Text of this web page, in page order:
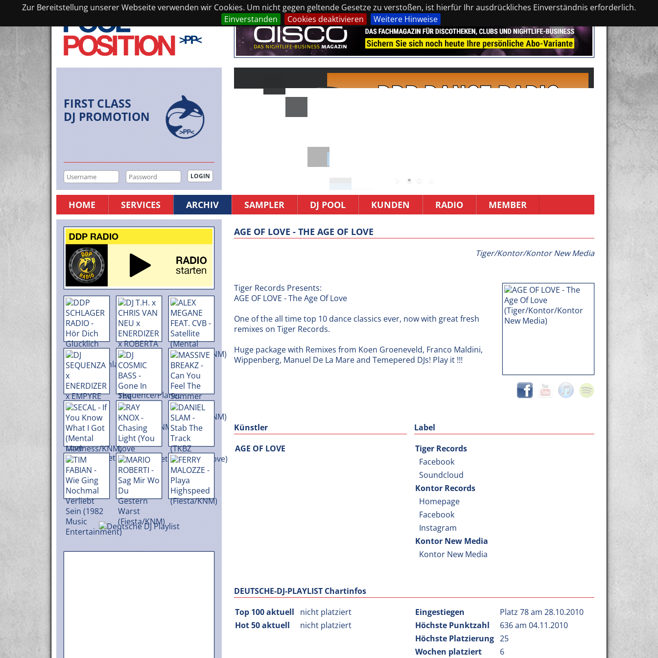
Zur Bereitstellung unserer Webseite verwenden wir Cookies. Um nicht gegen geltende Gesetze zu verstoßen, ist hierfür Ihr ausdrückliches Einverständnis erforderlich.
Einverstanden
Cookies deaktivieren Weitere Hinweise
FIRST CLASS
DJ PROMOTION
HOME SERVICES ARCHIV SAMPLER DJ POOL KUNDEN RADIO MEMBER
AGE OF LOVE - THE AGE OF LOVE
Tiger/Kontor/Kontor New Media
Tiger Records Presents:
AGE OF LOVE - The Age Of Love
One of the all time top 10 dance classics ever, now with great fresh
remixes on Tiger Records.
Huge package with Remixes from Koen Groeneveld, Franco Maldini,
Wippenberg, Manuel De La Mare and Temepered DJs! Play it !!!
Künstler
AGE OF LOVE
Label
Tiger Records
Facebook
Soundcloud
Kontor Records
Homepage
Facebook
Instagram
Kontor New Media
Kontor New Media
DEUTSCHE-DJ-PLAYLIST Chartinfos
Top 100 aktuell
nicht platziert
Hot 50 aktuell
nicht platziert
Eingestiegen
Platz 78 am 28.10.2010
Höchste Punktzahl
636 am 04.11.2010
Höchste Platzierung 25
Wochen platziert
6